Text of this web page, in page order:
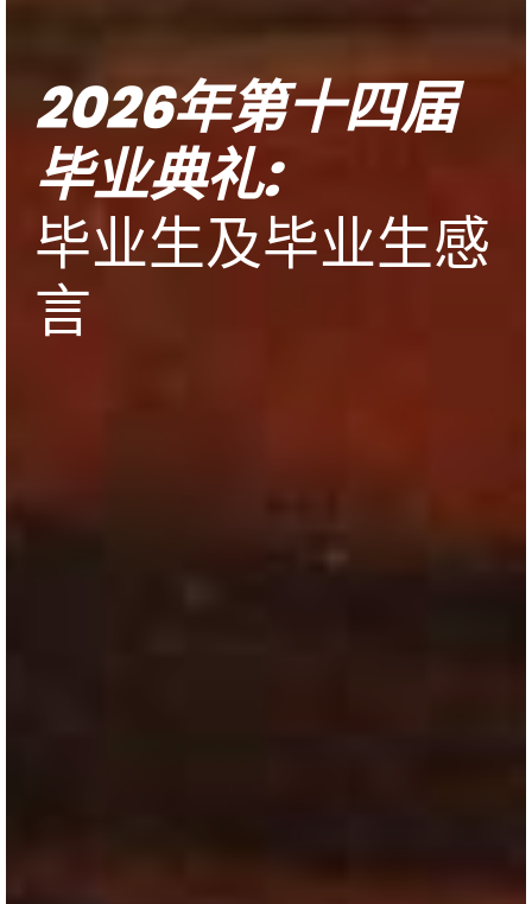
2026年第十四届
毕业典礼:
毕业生及毕业生感
言